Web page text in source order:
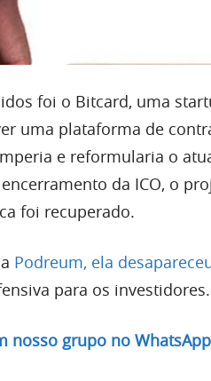
foi o Bitcard, uma
uma plataforma de
e reformularia o
da ICO, o
foi recuperado.
Podreum, ela
para os investidores.
nosso grupo no